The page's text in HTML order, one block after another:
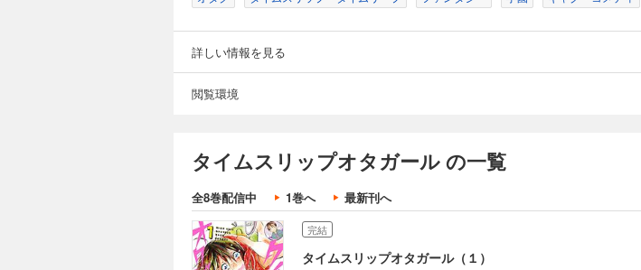
詳しい情報を見る
閲覧環境
タイムスリップオタガール の一覧
全8巻配信中 1巻へ 最新刊へ
完結
タイムスリップオタガール（１）